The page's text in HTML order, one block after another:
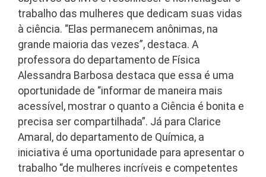
trabalho das mulheres que dedicam suas vidas
à ciência. “Elas permanecem anônimas, na
grande maioria das vezes”, destaca. A
professora do departamento de Física
Alessandra Barbosa destaca que essa é uma
oportunidade de “informar de maneira mais
acessível, mostrar o quanto a Ciência é bonita e
precisa ser compartilhada”. Já para Clarice
Amaral, do departamento de Química, a
iniciativa é uma oportunidade para apresentar o
trabalho “de mulheres incríveis e competentes